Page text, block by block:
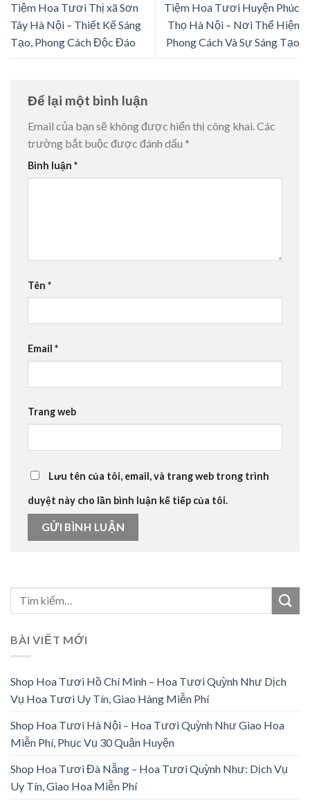
Tiệm Hoa Tươi Thị xã Sơn
Tây Hà Nội – Thiết Kế Sáng
Tạo, Phong Cách Độc Đáo
Tiệm Hoa Tươi Huyện Phúc
Thọ Hà Nội – Nơi Thể Hiện
Phong Cách Và Sự Sáng Tạo
Để lại một bình luận
Email của bạn sẽ không được hiển thị công khai.Các
trường bắt buộc được đánh dấu *
Bình luận *
Tên *
Email *
Trang web
Lưu tên của tôi, email, và trang web trong trình
duyệt này cho lần bình luận kế tiếp của tôi.
BÀI VIẾT MỚI
Shop Hoa Tươi Hồ Chí Minh – Hoa Tươi Quỳnh Như Dịch
Vụ Hoa Tươi Uy Tín, Giao Hàng Miễn Phí
Shop Hoa Tươi Hà Nội – Hoa Tươi Quỳnh Như Giao Hoa
Miễn Phí, Phục Vụ 30 Quận Huyện
Shop Hoa Tươi Đà Nẵng – Hoa Tươi Quỳnh Như: Dịch Vụ
Uy Tín, Giao Hoa Miễn Phí